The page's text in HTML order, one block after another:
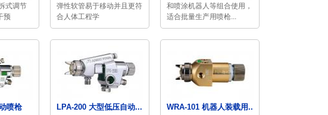
式调节
预
弹性软管易于移动并且更符
合人体工程学
和喷涂机器人等组合使用，
适合批量生产用喷枪...
喷枪 LPA-200 大型低压自动... WRA-101 机器人装载用...